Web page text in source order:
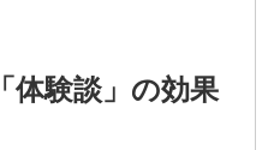
体験談」の効果